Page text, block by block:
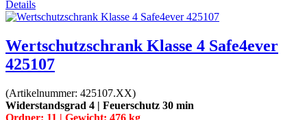
Details
Wertschutzschrank Klasse 4 Safe4ever
425107
(Artikelnummer: 425107.XX)
Widerstandsgrad 4 | Feuerschutz 30 min
Ordner: 11 | Gewicht: 476 kg